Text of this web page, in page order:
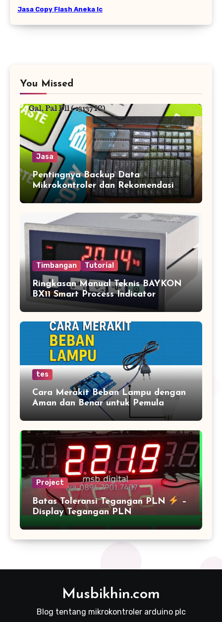
Jasa Copy Flash Aneka Ic
You Missed
Jasa
Pentingnya Backup Data
Mikrokontroler dan Rekomendasi
Jasa Copy IC Terpercaya
Timbangan Tutorial
Ringkasan Manual Teknis BAYKON
BX11 Smart Process Indicator
tes
Cara Merakit Beban Lampu dengan
Aman dan Benar untuk Pemula
Project
Batas Toleransi Tegangan PLN
–
Display Tegangan PLN
Musbikhin.com
Blog tentang mikrokontroler arduino plc